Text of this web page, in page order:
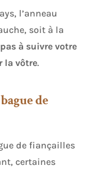
l’anneau
soit à la
à suivre votre
la vôtre.
de
de fiançailles
certaines